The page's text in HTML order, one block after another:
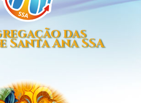
das
Santa Ana SSA